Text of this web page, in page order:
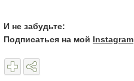
И не забудьте:
Подписаться на мой Instagram